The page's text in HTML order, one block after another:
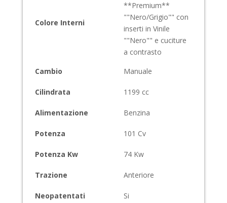
Colore Interni
**Premium**
""Nero/Grigio"" con
inserti in Vinile
""Nero"" e cuciture
a contrasto
Cambio
Manuale
Cilindrata 1199 cc
Alimentazione Benzina
Potenza 101 Cv
Potenza Kw 74Kw
Trazione Anteriore
Neopatentati Si